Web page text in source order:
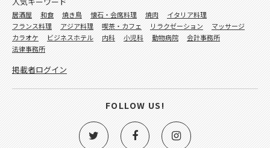
居酒屋 和食 焼き鳥 懐石・会席料理 焼肉
イタリア料理
フランス料理
アジア料理 喫茶・カフェ リラクゼーション
マッサージ
カラオケ
ビジネスホテル 内科 小児科 動物病院
会計事務所
法律事務所
掲載者ログイン
FOLLOW US!